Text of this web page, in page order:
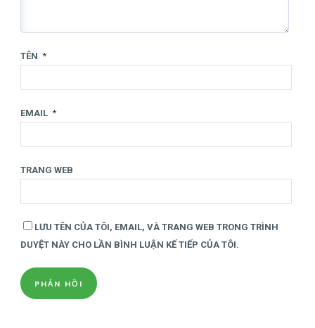
TÊN *
EMAIL *
TRANG WEB
LƯU TÊN CỦA TÔI, EMAIL, VÀ TRANG WEB TRONG TRÌNH
DUYỆT NÀY CHO LẦN BÌNH LUẬN KẾ TIẾP CỦA TÔI.